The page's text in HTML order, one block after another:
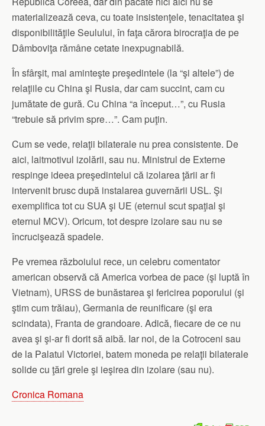
materializează ceva, cu toate insistenţele, tenacitatea şi
disponibilităţile Seulului, în faţa cărora birocraţia de pe
Dâmboviţa rămâne cetate inexpugnabilă.
În sfârşit, mai aminteşte preşedintele (la “şi altele”) de
relaţiile cu China şi Rusia, dar cam succint, cam cu
jumătate de gură. Cu China “a început…”, cu Rusia
“trebuie să privim spre…”. Cam puţin.
Cum se vede, relaţii bilaterale nu prea consistente. De
aici, laitmotivul izolării, sau nu. Ministrul de Externe
respinge ideea preşedintelui că izolarea ţării ar fi
intervenit brusc după instalarea guvernării USL. Şi
exemplifica tot cu SUA şi UE (eternul scut spaţial şi
eternul MCV). Oricum, tot despre izolare sau nu se
încrucişează spadele.
Pe vremea războiului rece, un celebru comentator
american observă că America vorbea de pace (şi luptă în
Vietnam), URSS de bunăstarea şi fericirea poporului (şi
ştim cum trăiau), Germania de reunificare (şi era
scindata), Franta de grandoare. Adică, fiecare de ce nu
avea şi şi-ar fi dorit să aibă. Iar noi, de la Cotroceni sau
de la Palatul Victoriei, batem moneda pe relaţii bilaterale
solide cu ţări grele şi ieşirea din izolare (sau nu).
Cronica Romana